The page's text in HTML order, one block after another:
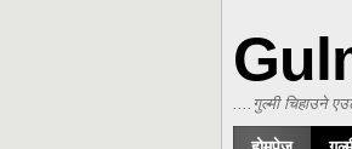
....गुल्मी चिहाउने